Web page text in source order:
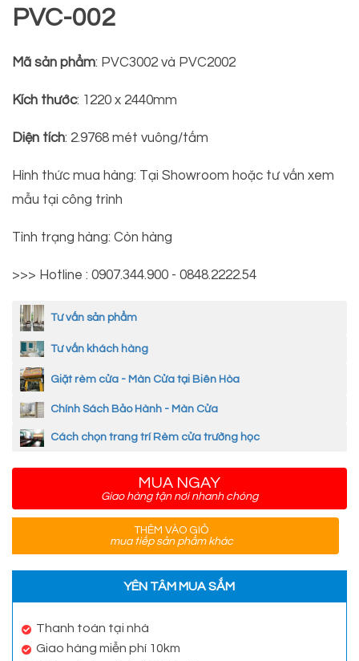
PVC-002
Mã sản phẩm: PVC3002 và PVC2002
Kích thước: 1220 x 2440mm
Diện tích: 2.9768 mét vuông/tấm
Hình thức mua hàng: Tại Showroom hoặc tư vấn xem
mẫu tại công trình
Tình trạng hàng: Còn hàng
>>> Hotline : 0907.344.900 - 0848.2222.54
Tư vấn sản phẩm
Tư vấn khách hàng
Giặt rèm cửa - Màn Cửa tại Biên Hòa
Chính Sách Bảo Hành - Màn Cửa
Cách chọn trang trí Rèm cửa trường học
MUA NGAY
Giao hàng tận nơi nhanh chóng
THÊM VÀO GIỎ
mua tiếp sản phẩm khác
YÊN TÂM MUA SẮM
Thanh toán tại nhà
Giao hàng miễn phí 10km